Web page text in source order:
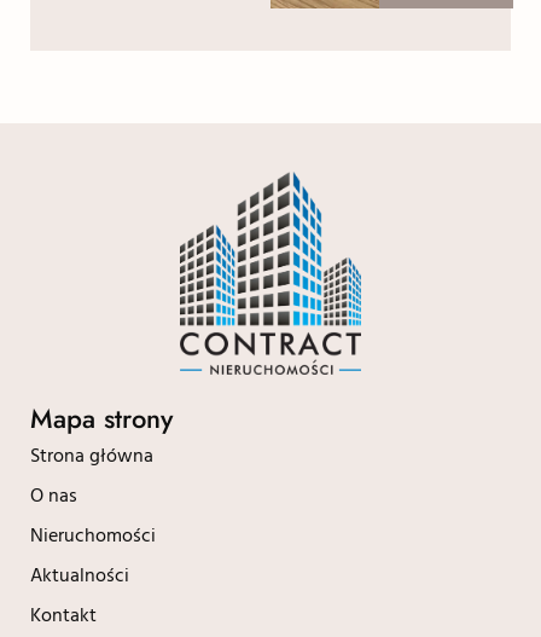
Mapa strony
Strona główna
O nas
Nieruchomości
Aktualności
Kontakt